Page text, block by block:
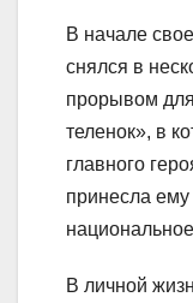
В начале
снялся в
прорывом
теленок», в
главного
принесла
В личной